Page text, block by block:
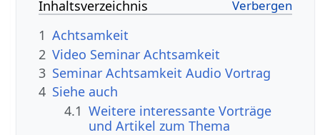
Inhaltsverzeichnis
1 Achtsamkeit
2 Video Seminar Achtsamkeit
3 Seminar Achtsamkeit Audio Vortrag
4 Siehe auch
4.1 Weitere interessante Vorträge
und Artikel zum Thema